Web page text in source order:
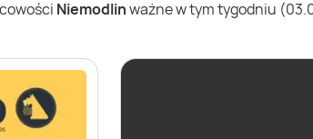
Niemodlinważne w tym tygodniu